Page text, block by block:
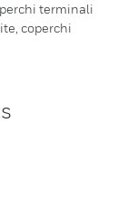
terminali
coperchi